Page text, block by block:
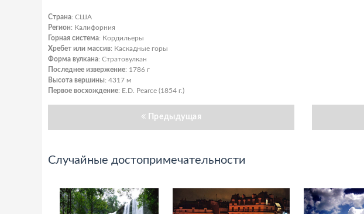
Страна: США
Регион: Калифорния
Горная система: Кордильеры
Хребет или массив: Каскадные горы
Форма вулкана: Стратовулкан
Последнее извержение: 1786 г
Высота вершины: 4317 м
Первое восхождение: E.D. Pearce (1854 г.)
Предыдущая
Случайные достопримечательности